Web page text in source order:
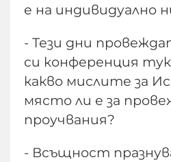
е на индивидуално
- Тези дни
си конференция
какво мислите за
място ли е за
проучвания?
- Всъщност